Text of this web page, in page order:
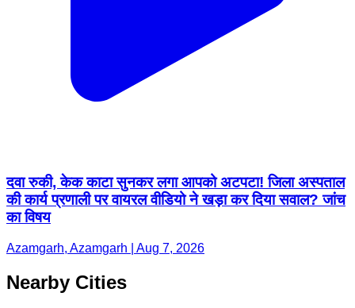
दवा रुकी, केक काटा सुनकर लगा आपको अटपटा! जिला अस्पताल
की कार्य प्रणाली पर वायरल वीडियो ने खड़ा कर दिया सवाल? जांच
का विषय
Azamgarh, Azamgarh | Aug 7, 2026
Nearby Cities